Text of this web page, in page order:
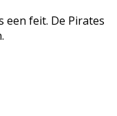
een feit. De Pirates